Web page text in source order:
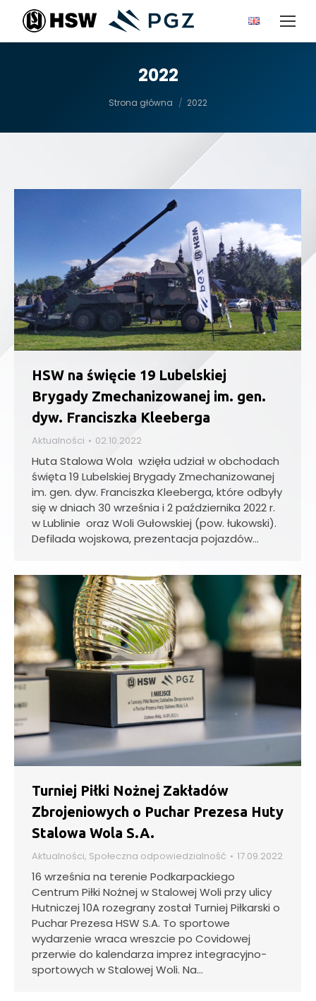
2022
Strona główna 2022
HSW na święcie 19 Lubelskiej
Brygady Zmechanizowanej im. gen.
dyw. Franciszka Kleeberga
Aktualności 02.10.2022
Huta Stalowa Wola wzięła udział w obchodach
święta 19 Lubelskiej Brygady Zmechanizowanej
im. gen. dyw. Franciszka Kleeberga, które odbyły
się w dniach 30 września i 2 października 2022 r.
w Lublinie oraz Woli Gułowskiej (pow. łukowski).
Defilada wojskowa, prezentacja pojazdów…
Turniej Piłki Nożnej Zakładów
Zbrojeniowych o Puchar Prezesa Huty
Stalowa Wola S.A.
Aktualności, Społeczna odpowiedzialność 17.09.2022
16 września na terenie Podkarpackiego
Centrum Piłki Nożnej w Stalowej Woli przy ulicy
Hutniczej 10A rozegrany został Turniej Piłkarski o
Puchar Prezesa HSW S.A. To sportowe
wydarzenie wraca wreszcie po Covidowej
przerwie do kalendarza imprez integracyjno-
sportowych w Stalowej Woli. Na…